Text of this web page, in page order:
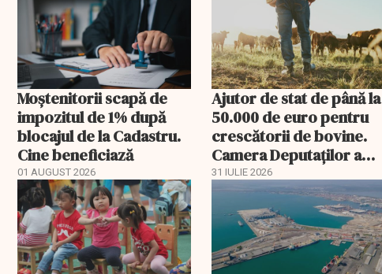
Moștenitorii scapă de
impozitul de 1% după
blocajul de la Cadastru.
Cine beneficiază
01 AUGUST 2026
Ajutor de stat de până la
50.000 de euro pentru
crescătorii de bovine.
Camera Deputaților a
aprobat schema
31 IULIE 2026